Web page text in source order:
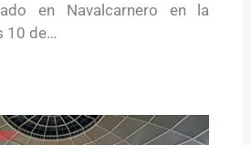
en Navalcarnero en la
10 de…